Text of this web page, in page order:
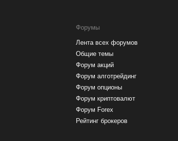
Форумы
Лента всех форумов
Общие темы
Форум акций
Форум алготрейдинг
Форум опционы
Форум криптовалют
Форум Forex
Рейтинг брокеров